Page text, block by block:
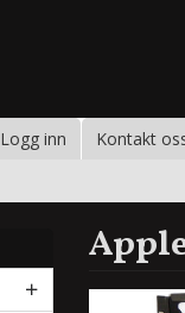
Logg inn Kontakt